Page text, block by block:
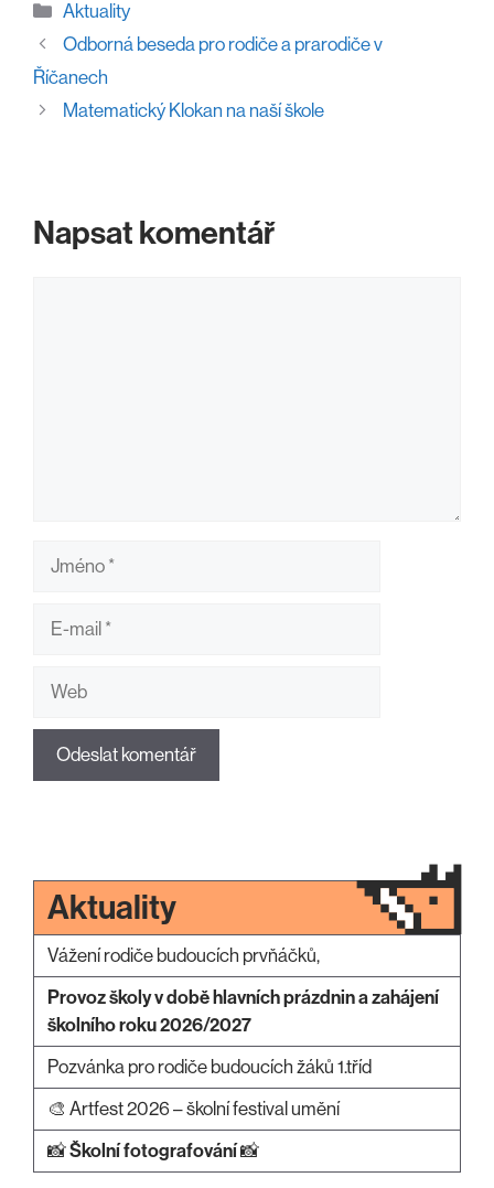
Rubriky
Aktuality
Odborná beseda pro rodiče a prarodiče v
Říčanech
Matematický Klokan na naší škole
Napsat komentář
Jméno
Web
Aktuality
Vážení rodiče budoucích prvňáčků,
Provoz školy v době hlavních prázdnin a zahájení
školního roku 2026/2027
Pozvánka pro rodiče budoucích žáků 1.tříd
🎨 Artfest 2026 – školní festival umění
📸Školní fotografování📸